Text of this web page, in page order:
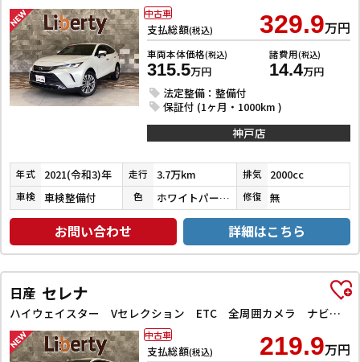
支払総額(税込) 329.9万円
車両本体価格(税込)
315.5万円
諸費用(税込)
14.4万円
法定整備：整備付
保証付 (1ヶ月・1000km )
中古車
神戸店
年式 2021(令和3)年 走行 3.7万km 排気 2000cc
車検 車検整備付 色 ホワイトパールクリスタルシャイン 修復 無
お問い合わせ 詳細はこちら
日産 セレナ
ハイウェイスター Vセレクション ETC 全周囲カメラ ナビ TV クリアランスソナー オートクルーズコントロール パークアシスト 衝突被害軽減システム 両側電動スライドドア オートライト LEDヘッドランプ
支払総額(税込) 219.9万円
中古車